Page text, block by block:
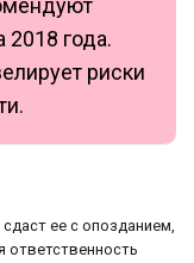
2018 года.
риски
ее с опозданием,
ответственность